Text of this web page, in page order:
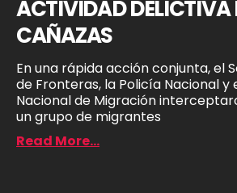
ACTIVIDAD DELICTIVA
CAÑAZAS
En una rápida acción conjunta, el
de Fronteras, la Policía Nacional y
Nacional de Migración
un grupo de migrantes
Read More...